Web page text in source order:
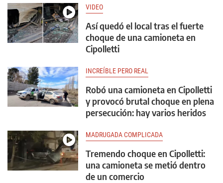
VIDEO
Así quedó el local tras el fuerte
choque de una camioneta en
Cipolletti
INCREÍBLE PERO REAL
Robó una camioneta en Cipolletti
y provocó brutal choque en plena
persecución: hay varios heridos
MADRUGADA COMPLICADA
Tremendo choque en Cipolletti:
una camioneta se metió dentro
de un comercio